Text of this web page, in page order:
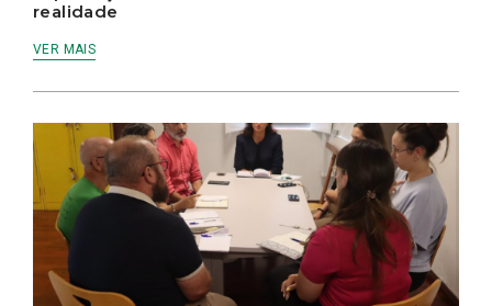
realidade
VER MAIS